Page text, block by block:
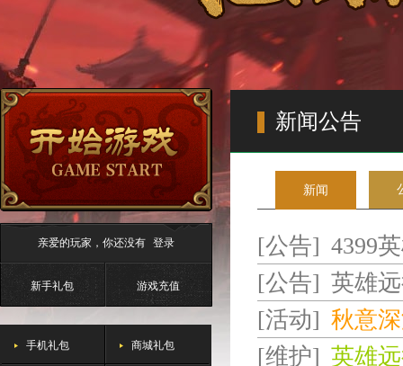
亲爱的玩家，你还没有 登录
新手礼包 游戏充值
手机礼包 商城礼包
新闻公告
新闻
[公告] 4399
[公告] 英雄
[活动] 秋意
[维护] 英雄